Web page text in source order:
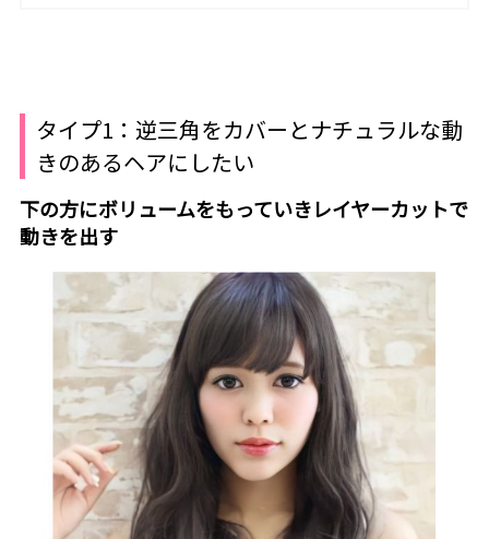
タイプ1：逆三角をカバーとナチュラルな動
きのあるヘアにしたい
下の方にボリュームをもっていきレイヤーカットで
動きを出す